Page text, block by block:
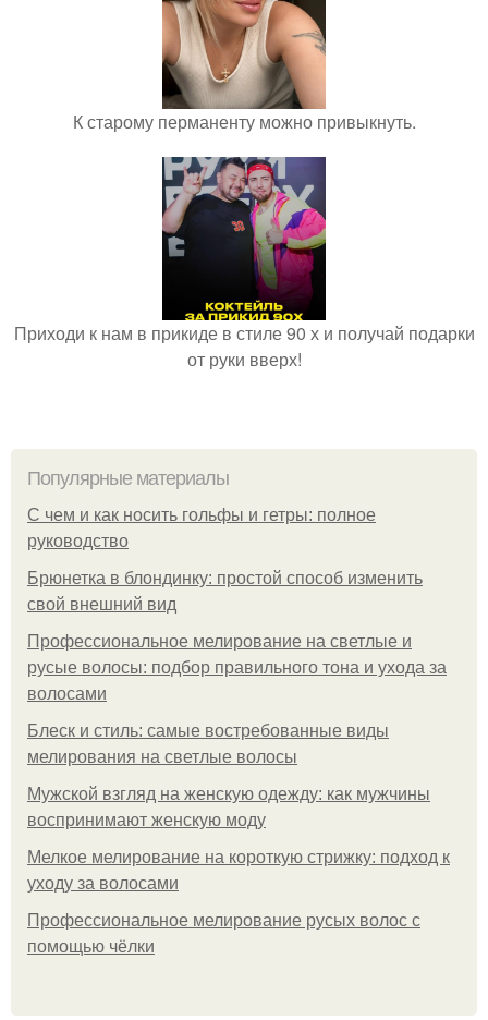
К старому перманенту можно привыкнуть.
Приходи к нам в прикиде в стиле 90 х и получай подарки
от руки вверх!
Популярные материалы
С чем и как носить гольфы и гетры: полное
руководство
Брюнетка в блондинку: простой способ изменить
свой внешний вид
Профессиональное мелирование на светлые и
русые волосы: подбор правильного тона и ухода за
волосами
Блеск и стиль: самые востребованные виды
мелирования на светлые волосы
Мужской взгляд на женскую одежду: как мужчины
воспринимают женскую моду
Мелкое мелирование на короткую стрижку: подход к
уходу за волосами
Профессиональное мелирование русых волос с
помощью чёлки